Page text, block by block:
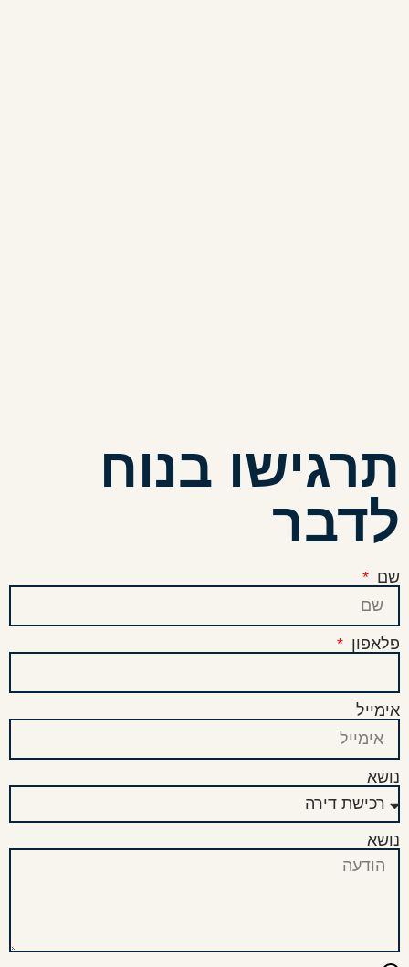
תרגישו בנוח
לדבר
שם
פלאפון
אימייל
נושא
נושא